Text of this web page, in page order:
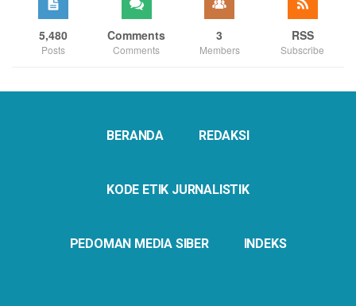
5,480
Posts
Comments
Comments
3
Members
RSS
Subscribe
BERANDA REDAKSI
KODE ETIK JURNALISTIK
PEDOMAN MEDIA SIBER INDEKS